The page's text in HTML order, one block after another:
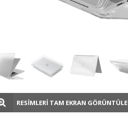
RESİMLERİ TAM EKRAN GÖRÜNTÜLE